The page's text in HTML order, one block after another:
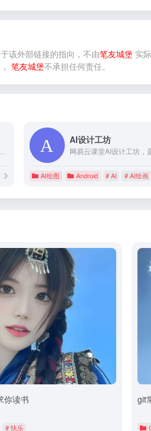
该外部链接的指向，不由笔友城堡 实
笔友城堡不承担任何责任。
AI设计工坊
AI绘图 Android # AI # AI绘画
你读书
# 快乐
git